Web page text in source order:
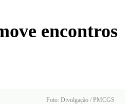
encontros
Foto: Divulgação / PMCGS